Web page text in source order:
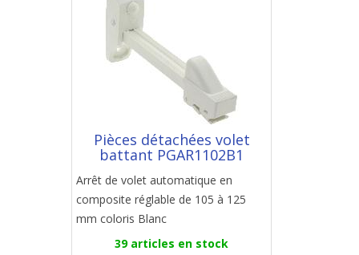
Pièces détachées volet
battant PGAR1102B1
Arrêt de volet automatique en
composite réglable de 105 à 125
mm coloris Blanc
39 articles en stock